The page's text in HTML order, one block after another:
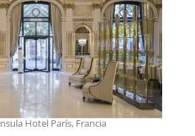
Hotel París, Francia